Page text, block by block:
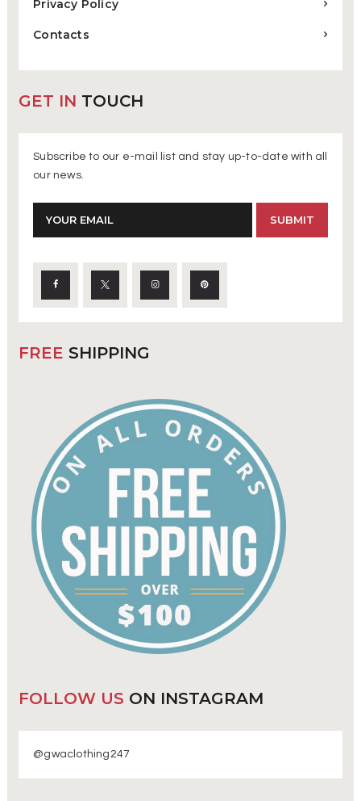
Privacy Policy
Contacts
GET IN TOUCH
Subscribe to our e-mail list and stay up-to-date with all
our news.
FREE SHIPPING
FOLLOW US ON INSTAGRAM
@gwaclothing247